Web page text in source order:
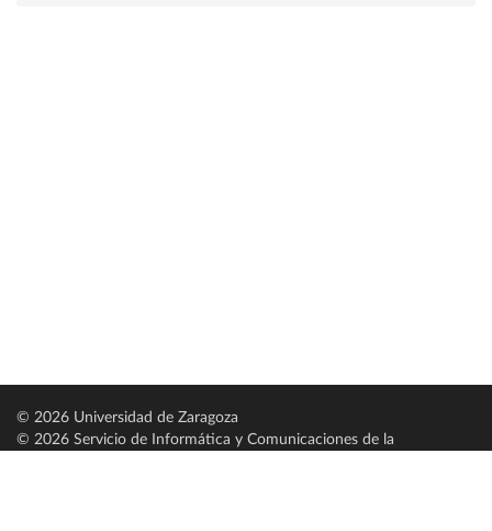
© 2026 Universidad de Zaragoza
© 2026 Servicio de Informática y Comunicaciones de la